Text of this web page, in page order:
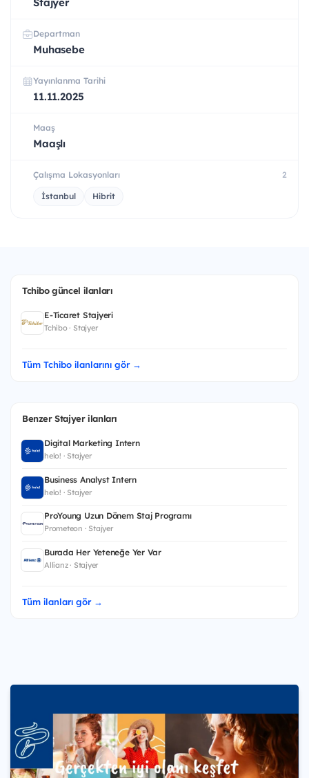
Departman
Muhasebe
Yayınlanma Tarihi
11.11.2025
Maaş
Maaşlı
Çalışma Lokasyonları 2
İstanbul Hibrit
Tchibo güncel ilanları
E-Ticaret Stajyeri
Tchibo · Stajyer
Tüm Tchibo ilanlarını gör →
Benzer Stajyer ilanları
Digital Marketing Intern
helo! · Stajyer
Business Analyst Intern
helo! · Stajyer
ProYoung Uzun Dönem Staj Programı
Prometeon · Stajyer
Burada Her Yeteneğe Yer Var
Allianz · Stajyer
Tüm ilanları gör →